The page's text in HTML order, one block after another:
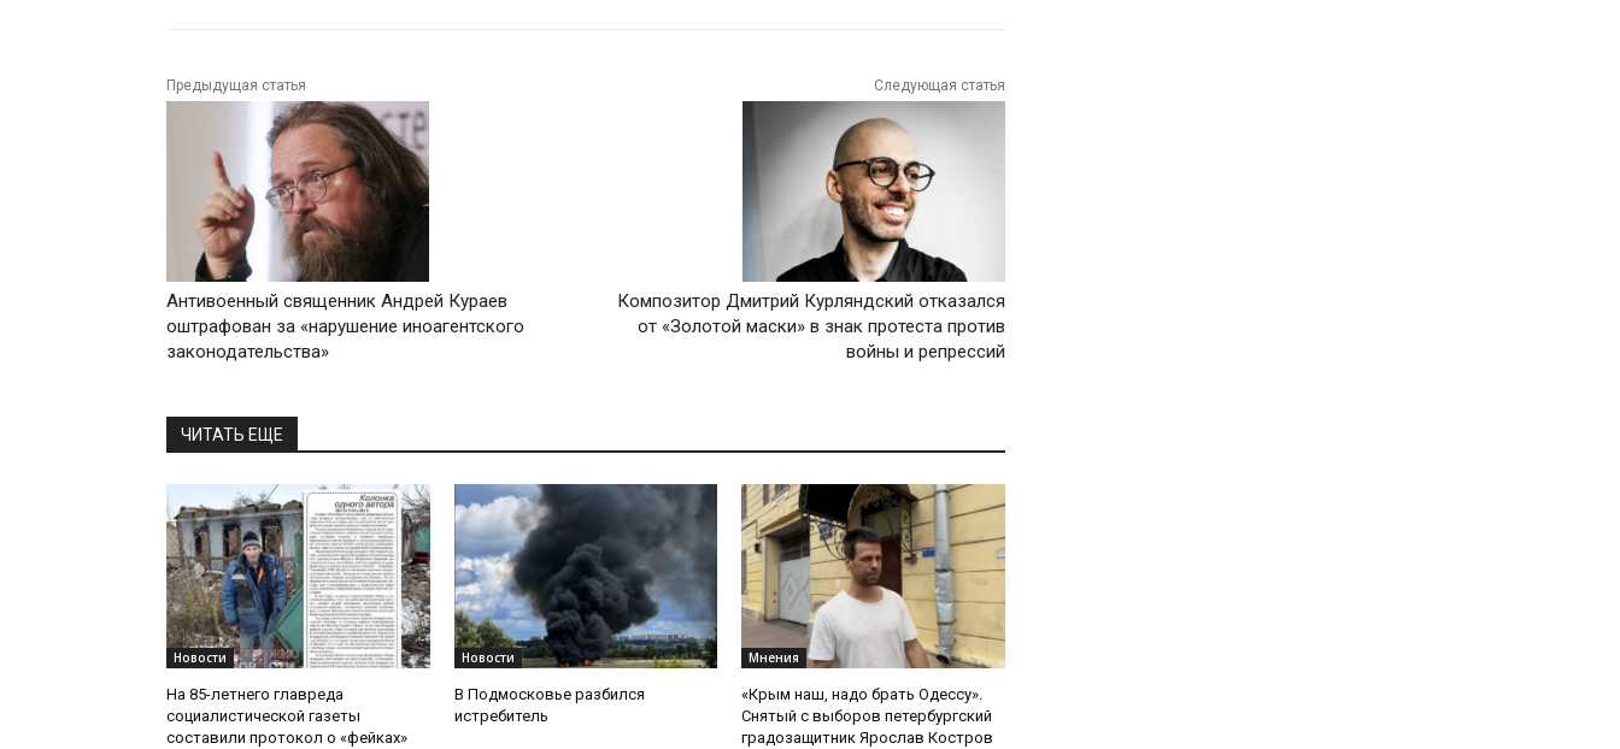
Предыдущая статья
Антивоенный священник Андрей Кураев
оштрафован за «нарушение иноагентского
законодательства»
Следующая статья
Композитор Дмитрий Курляндский отказался
от «Золотой маски» в знак протеста против
войны и репрессий
ЧИТАТЬ ЕЩЕ
Новости
На 85-летнего главреда
социалистической газеты
составили протокол о «фейках»
Новости
В Подмосковье разбился
истребитель
Мнения
«Крым наш, надо брать Одессу».
Снятый с выборов петербургский
градозащитник Ярослав Костров